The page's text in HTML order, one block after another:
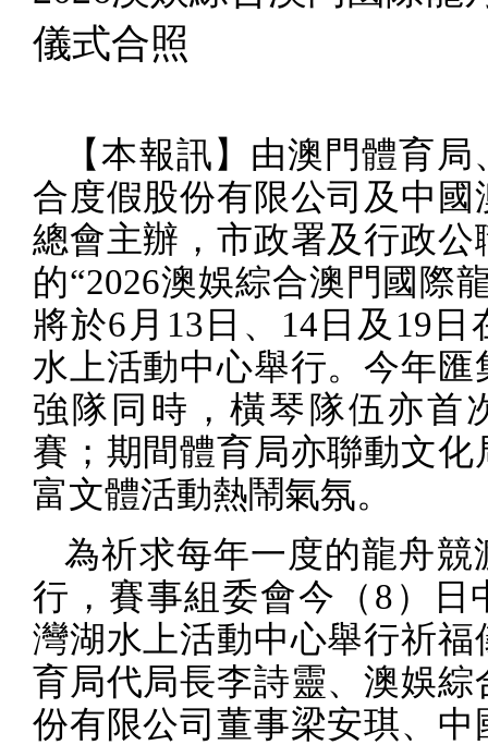
儀式合照
【本報訊】由澳門體育
合度假股份有限公司及中國
總會主辦，市政署及行政公
的“2026澳娛綜合澳門國際
將於6 月 13 日、 14 日及 19 日
水上活動中心舉行。今年匯
強隊同時，橫琴隊伍亦首
賽；期間體育局亦聯動文化
富文體活動熱鬧氣氛。
為祈求每年一度的龍舟競
行，賽事組委會今（ 8 ）日
灣湖水上活動中心舉行祈福
育局代局長李詩靈、澳娛綜
份有限公司董事梁安琪、中